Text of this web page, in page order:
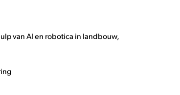
van AI en robotica in landbouw,